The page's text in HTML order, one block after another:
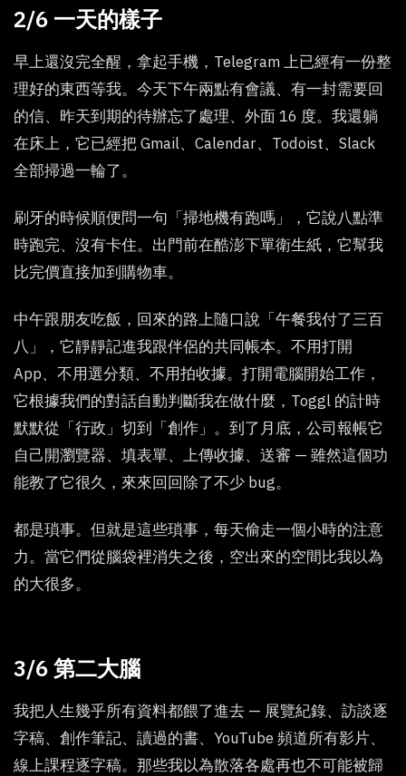
2/6 一天的樣子
早上還沒完全醒，拿起手機，Telegram 上已經有一份整
理好的東西等我。今天下午兩點有會議、有一封需要回
的信、昨天到期的待辦忘了處理、外面 16 度。我還躺
在床上，它已經把 Gmail、Calendar、Todoist、Slack
全部掃過一輪了。
刷牙的時候順便問一句「掃地機有跑嗎」，它說八點準
時跑完、沒有卡住。出門前在酷澎下單衛生紙，它幫我
比完價直接加到購物車。
中午跟朋友吃飯，回來的路上隨口說「午餐我付了三百
八」，它靜靜記進我跟伴侶的共同帳本。不用打開
App、不用選分類、不用拍收據。打開電腦開始工作，
它根據我們的對話自動判斷我在做什麼，Toggl 的計時
默默從「行政」切到「創作」。到了月底，公司報帳它
自己開瀏覽器、填表單、上傳收據、送審 — 雖然這個功
能教了它很久，來來回回除了不少 bug。
都是瑣事。但就是這些瑣事，每天偷走一個小時的注意
力。當它們從腦袋裡消失之後，空出來的空間比我以為
的大很多。
3/6 第二大腦
我把人生幾乎所有資料都餵了進去 — 展覽紀錄、訪談逐
字稿、創作筆記、讀過的書、YouTube 頻道所有影片、
線上課程逐字稿。那些我以為散落各處再也不可能被歸